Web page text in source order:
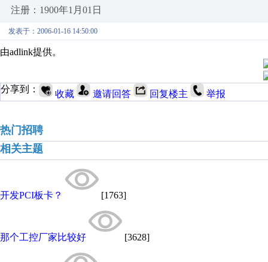
注册：1900年1月01日
发表于：2006-01-16 14:50:00
由adlink提供。
分享到： 收藏 邀请回答 回复楼主 举报
热门招聘
相关主题
开发PCI板卡？ [1763]
那个工控厂家比较好 [3628]